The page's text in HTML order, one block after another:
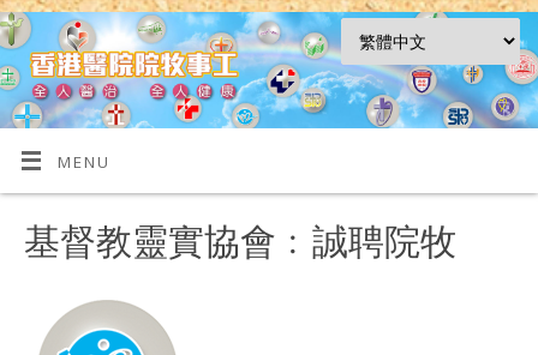
MENU
基督教靈實協會﹕誠聘院牧